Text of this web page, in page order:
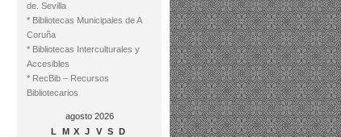
de. Sevilla
* Bibliotecas Municipales de A
Coruña
* Bibliotecas Interculturales y
Accesibles
* RecBib – Recursos
Bibliotecarios
agosto 2026
L
M X J V S D